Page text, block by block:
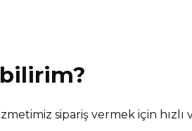
sipariş vermek için